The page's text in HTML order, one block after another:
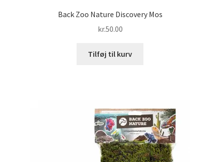
Back Zoo Nature Discovery Mos
kr.50.00
Tilføj til kurv